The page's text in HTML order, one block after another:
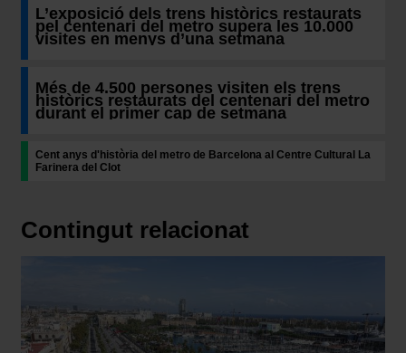
L’exposició dels trens històrics restaurats
pel centenari del metro supera les 10.000
visites en menys d’una setmana
Més de 4.500 persones visiten els trens
històrics restaurats del centenari del metro
durant el primer cap de setmana
Cent anys d'història del metro de Barcelona al Centre Cultural La
Farinera del Clot
Contingut relacionat